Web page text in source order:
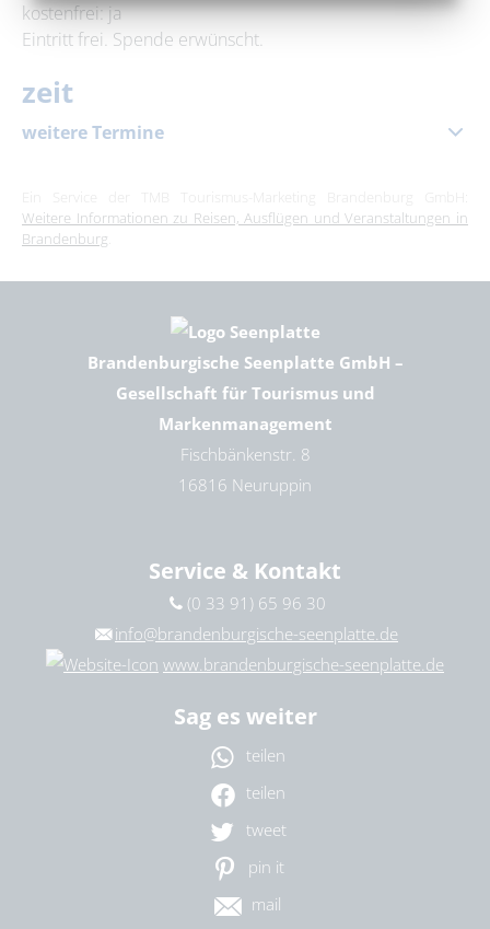
kostenfrei: ja
Eintritt frei. Spende erwünscht.
zeit
weitere Termine
Weitere Informationen zu Reisen, Ausflügen und Veranstaltungen in
Brandenburg
Brandenburgische Seenplatte GmbH –
Gesellschaft für Tourismus und
Markenmanagement
Fischbänkenstr. 8
16816 Neuruppin
Service & Kontakt
(0 33 91) 65 96 30
info@brandenburgische-seenplatte.de
www.brandenburgische-seenplatte.de
Sag es weiter
teilen
teilen
tweet
pin it
mail